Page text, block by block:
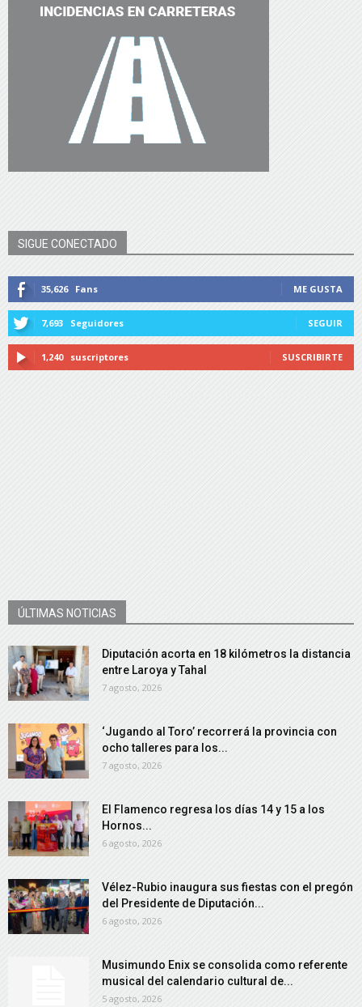
SIGUE CONECTADO
35,626 Fans ME GUSTA
7,693 Seguidores SEGUIR
1,240 suscriptores SUSCRIBIRTE
ÚLTIMAS NOTICIAS
Diputación acorta en 18 kilómetros la distancia
entre Laroya y Tahal
7 agosto, 2026
‘Jugando al Toro’ recorrerá la provincia con
ocho talleres para los...
7 agosto, 2026
El Flamenco regresa los días 14 y 15 a los
Hornos...
6 agosto, 2026
Vélez-Rubio inaugura sus fiestas con el pregón
del Presidente de Diputación...
6 agosto, 2026
Musimundo Enix se consolida como referente
musical del calendario cultural de...
5 agosto, 2026